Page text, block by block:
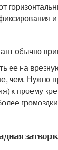
обычно
ее на
чем. Нужно
к проему